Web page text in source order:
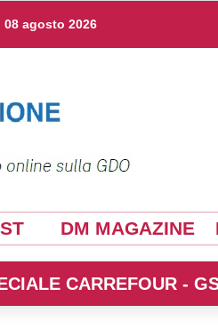
08 agosto 2026
DM MAGAZINE
CARREFOUR -